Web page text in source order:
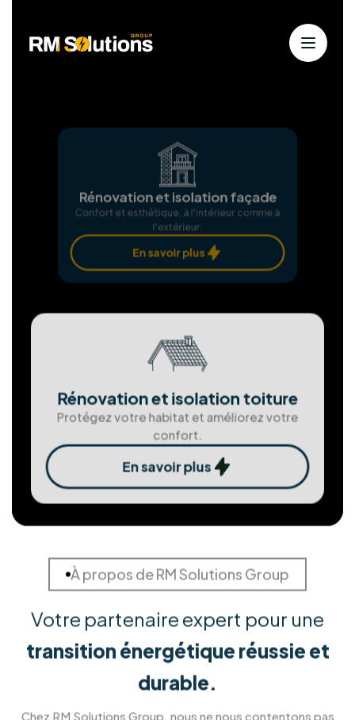
Solutions solaires personnalisées
Chez RM Solutions Group, nous exploitons les
énergies renouvelables pour bâtir un avenir
durable. Animés par la passion des solutions
propres et notre dévouement envers nos clients,
nous nous efforçons d'atteindre l'excellence à
chaque étape.
Installation Panneaux
Produisez votre propre électricité verte et
En savoir plus
Assemblgae et installation de
châssis
isolation parfaite.
En savoir plus